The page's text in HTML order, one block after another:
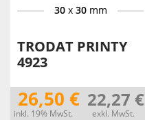
30x 30mm
TRODAT PRINTY
4923
26,50 €
inkl. 19% MwSt.
22,27 €
exkl. MwSt.